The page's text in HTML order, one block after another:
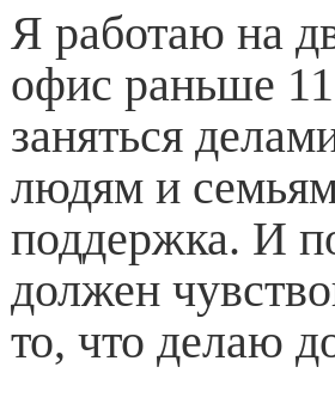
Я работаю на
офис раньше
заняться
людям и
поддержка. И
должен
то, что делаю